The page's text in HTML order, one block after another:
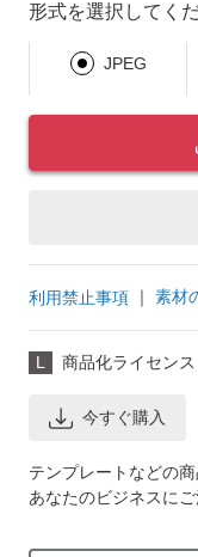
形式を選択してく
JPEG
利用禁止事項 ｜ 素材
L 商品化ライセンス
今すぐ購入
テンプレートなどの
あなたのビジネスにご